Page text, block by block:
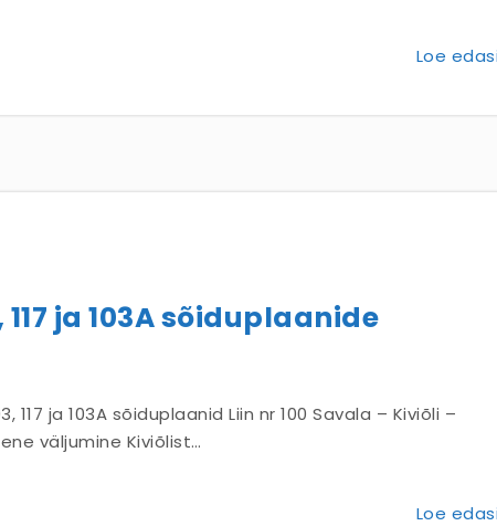
Loe
117 ja 103A sõiduplaanide
117 ja 103A sõiduplaanid Liin nr 100 Savala – Kiviõli –
väljumine Kiviõlist…
Loe